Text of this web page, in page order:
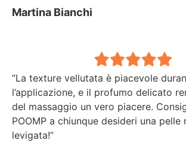
Martina Bianchi
“La texture vellutata è piacevole
l’applicazione, e il profumo delicato
del massaggio un vero piacere.
POOMP a chiunque desideri una pelle
levigata!”